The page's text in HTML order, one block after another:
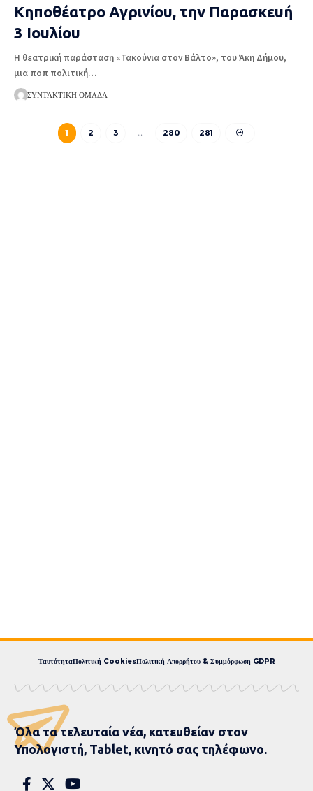
Κηποθέατρο Αγρινίου, την Παρασκευή
3 Ιουλίου
Η θεατρική παράσταση «Τακούνια στον Βάλτο», του Άκη Δήμου,
μια ποπ πολιτική…
ΣΥΝΤΑΚΤΙΚΉ ΟΜΆΔΑ
1 2 3 … 280 281
ΤαυτότηταΠολιτική CookiesΠολιτική Απορρήτου & Συμμόρφωση GDPR
Όλα τα τελευταία νέα, κατευθείαν στον
Υπολογιστή, Tablet, κινητό σας τηλέφωνο.